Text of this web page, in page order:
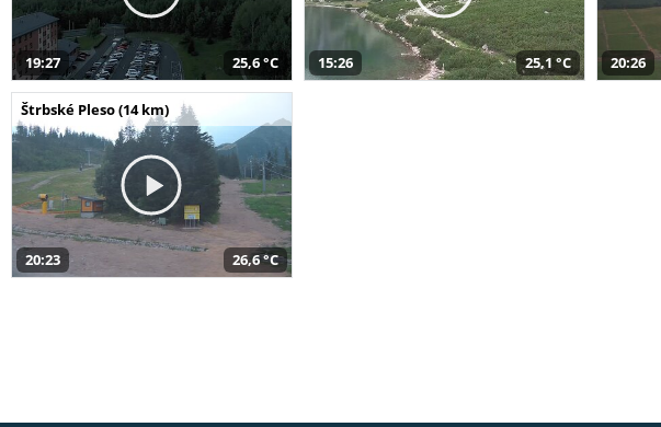
19:27 25,6 °C 15:26 25,1 °C 20:26
Štrbské Pleso (14 km)
20:23 26,6 °C